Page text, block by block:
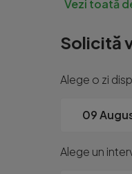
Solicită
Alege o zi
09
Alege un